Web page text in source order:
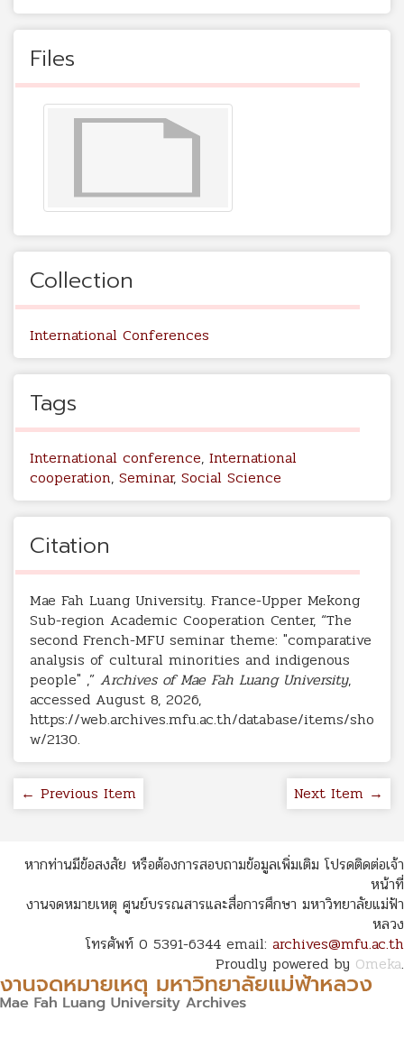
Files
Collection
International Conferences
Tags
International conference, International
cooperation, Seminar, Social Science
Citation
Mae Fah Luang University. France-Upper Mekong
Sub-region Academic Cooperation Center, “The
second French-MFU seminar theme: "comparative
analysis of cultural minorities and indigenous
people" ,” Archives of Mae Fah Luang University,
accessed August 8, 2026,
https://web.archives.mfu.ac.th/database/items/sho
w/2130.
← Previous Item Next Item →
หากท่านมีข้อสงสัย หรือต้องการสอบถามข้อมูลเพิ่มเติม โปรดติดต่อเจ้า
หน้าที่
งานจดหมายเหตุ ศูนย์บรรณสารและสื่อการศึกษา มหาวิทยาลัยแม่ฟ้า
หลวง
โทรศัพท์ 0 5391-6344 email: archives@mfu.ac.th
Proudly powered by Omeka.